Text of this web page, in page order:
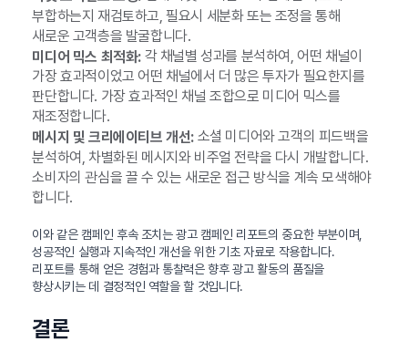
부합하는지 재검토하고, 필요시 세분화 또는 조정을 통해
새로운 고객층을 발굴합니다.
미디어 믹스 최적화:각 채널별 성과를 분석하여, 어떤 채널이
가장 효과적이었고 어떤 채널에서 더 많은 투자가 필요한지를
판단합니다. 가장 효과적인 채널 조합으로 미디어 믹스를
재조정합니다.
메시지 및 크리에이티브 개선:소셜 미디어와 고객의 피드백을
분석하여, 차별화된 메시지와 비주얼 전략을 다시 개발합니다.
소비자의 관심을 끌 수 있는 새로운 접근 방식을 계속 모색해야
합니다.
이와 같은 캠페인 후속 조치는 광고 캠페인 리포트의 중요한 부분이며,
성공적인 실행과 지속적인 개선을 위한 기초 자료로 작용합니다.
리포트를 통해 얻은 경험과 통찰력은 향후 광고 활동의 품질을
향상시키는 데 결정적인 역할을 할 것입니다.
결론